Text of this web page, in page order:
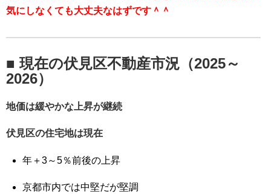
気にしなくても大丈夫なはずです＾＾
■ 現在の伏見区不動産市況（2025～
2026）
地価は緩やかな上昇が継続
伏見区の住宅地は現在
年＋3～5％前後の上昇
京都市内では中堅だが堅調